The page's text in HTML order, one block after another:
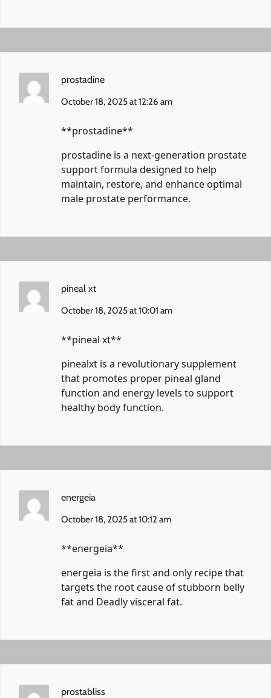
prostadine
October 18, 2025 at 12:26 am
** prostadine**
prostadine is a next-generation prostate
support formula designed to help
maintain, restore, and enhance optimal
male prostate performance.
pineal xt
October 18, 2025 at 10:01 am
**pineal xt**
pinealxt is a revolutionary supplement
that promotes proper pineal gland
function and energy levels to support
healthy body function.
energeia
October 18, 2025 at 10:12 am
** energeia**
energeia is the first and only recipe that
targets the root cause of stubborn belly
fat and Deadly visceral fat.
prostabliss